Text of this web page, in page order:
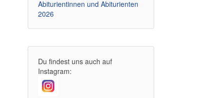
Abiturientinnen und Abiturienten
2026
Du findest uns auch auf
Instagram: